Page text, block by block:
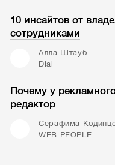
10 инсайтов от
сотрудниками
Алла Штауб
Dial
Почему у
редактор
Серафима
WEB PEOPLE